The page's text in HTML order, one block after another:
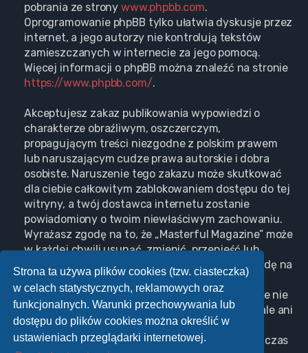
Strona ta używa plików cookies (tzw. ciasteczka)
w celach statystycznych, reklamowych oraz
funkcjonalnych. Warunki przechowywania lub
dostępu do plików cookies można określić w
ustawieniach przeglądarki internetowej.
pobrania ze strony www.phpbb.com.
Oprogramowanie phpBB tylko ułatwia dyskusje przez
internet, a jego autorzy nie kontrolują tekstów
zamieszczanych w internecie za jego pomocą.
Więcej informacji o phpBB można znaleźć na stronie
https://www.phpbb.com/.
Akceptujesz zakaz publikowania wypowiedzi o
charakterze obraźliwym, oszczerczym,
propagującym treści niezgodne z polskim prawem
lub naruszającym cudze prawa autorskie i dobra
osobiste. Naruszenie tego zakazu może skutkować
dla ciebie całkowitym zablokowaniem dostępu do tej
witryny, a twój dostawca internetu zostanie
powiadomiony o twoim niewłaściwym zachowaniu.
Wyrażasz zgodę na to, że „Masterful Magazine” może
w każdej chwili usunąć, zmienić, przenieść lub
zamknąć każdy twój temat, post. Wyrażasz zgodę na
zapisywanie wszystkich podanych przez ciebie
informacji w naszej bazie danych. Informacje te nie
będą przekazywane nikomu bez twojej zgody, ale ani
„Masterful Magazine”, ani phpBB nie ponosi
odpowiedzialności za włamania do witryny, podczas